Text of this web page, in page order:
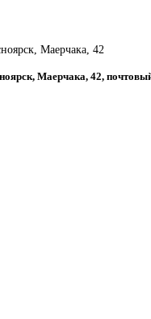
Маерчака, 42
Маерчака, 42,